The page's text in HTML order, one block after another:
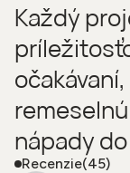
Každý
nápady
Recenzie(45)